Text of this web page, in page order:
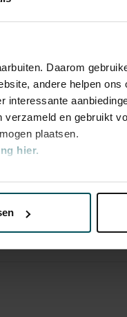
Daarom
andere helpen ons
en gebruikt
plaatsen.
hier.
op elk moment
en verwerken.